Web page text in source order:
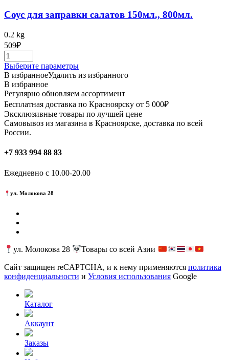
Соус для заправки салатов 150мл., 800мл.
0.2 kg
509₽
Выберите параметрыЭтот
товар
несколько
вариаций.
Опции
можно
выбрать
В избранноеУдалить из избранного
В избранное
Регулярно обновляем ассортимент
Бесплатная доставка по Красноярску от 5 000₽
Эксклюзивные товары по лучшей цене
Самовывоз из магазина в Красноярске, доставка по всей
России.
+7 933 994 88 83
Ежедневно с 10.00-20.00
ул. Молокова 28
ул. Молокова 28
Товары со всей Азии
Сайт защищен reCAPTCHA, и к нему применяются политика
конфиденциальности и Условия использования Google
Каталог
Аккаунт
Заказы